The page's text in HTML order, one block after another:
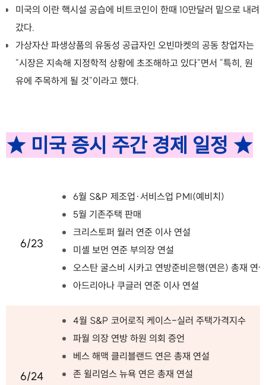
미국의 이란 핵시설 공습에 비트코인이 한때 10만달러 밑으로 내려
갔다.
가상자산 파생상품의 유동성 공급자인 오빈마켓의 공동 창업자는
"시장은 지속해 지정학적 상황에 초조해하고 있다"면서 "특히, 원
유에 주목하게 될 것"이라고 했다.
★ 미국 증시 주간 경제 일정 ★
6/23
6월 S&P 제조업·서비스업 PMI(예비치)
5월 기존주택 판매
크리스토퍼 월러 연준 이사 연설
미셸 보먼 연준 부의장 연설
오스탄 굴스비 시카고 연방준비은행(연은) 총재 연설
아드리아나 쿠글러 연준 이사 연설
6/24
4월 S&P 코어로직 케이스-실러 주택가격지수
파월 의장 연방 하원 의회 증언
베스 해맥 클리블랜드 연은 총재 연설
존 윌리엄스 뉴욕 연은 총재 연설